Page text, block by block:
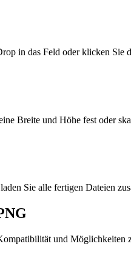
in das Feld oder klicken Sie
Breite und Höhe fest oder
Sie alle fertigen Dateien
und Möglichkeiten